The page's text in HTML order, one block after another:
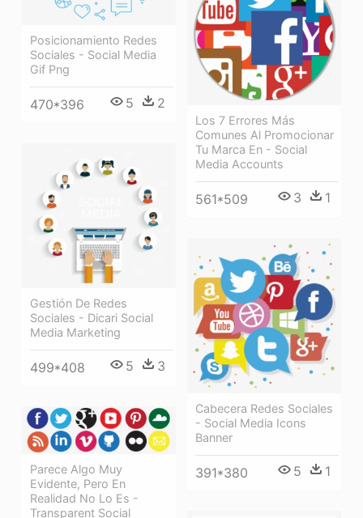
Posicionamiento Redes
Sociales - Social Media
Gif Png
470*396 5 2
Los 7 Errores Más
Comunes Al Promocionar
Tu Marca En - Social
Media Accounts
561*509 3 1
Gestión De Redes
Sociales - Dicari Social
Media Marketing
499*408 5 3
Cabecera Redes Sociales
- Social Media Icons
Banner
391*380 5 1
Parece Algo Muy
Evidente, Pero En
Realidad No Lo Es -
Transparent Social